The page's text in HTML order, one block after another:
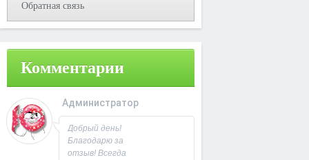
Обратная связь
Комментарии
Администратор
08.10.2023 - 09:31
Добрый день!
Благодарю за
отзыв! Всегда